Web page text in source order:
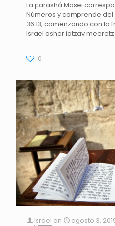
La parashá Masei
Números y comprende del
36.13, comenzando con la
Israel asher iatzav meeretz
0
Israel on
agosto 3,